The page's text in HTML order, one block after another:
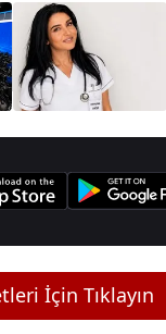
İçin Tıklayın